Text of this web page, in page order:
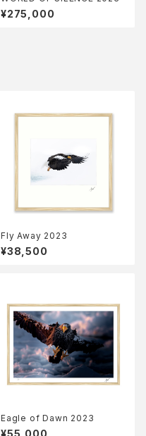
¥275,000
Fly Away 2023
¥38,500
Eagle of Dawn 2023
¥55,000